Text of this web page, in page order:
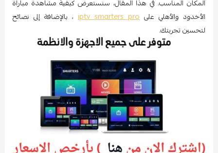
المكان المناسب. في هذا المقال، سنستعرض كيفية مشاهدة مباراة
الأخدود والأهلي على iptv smarters pro ، بالإضافة إلى نصائح
لتحسين تجربتك.